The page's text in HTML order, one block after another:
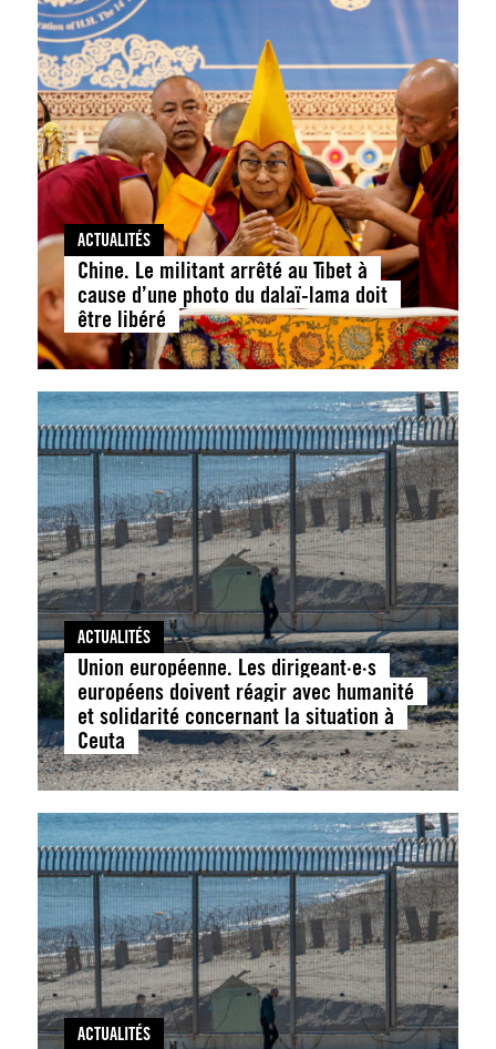
ACTUALITÉS
Chine. Le militant arrêté au Tibet à
cause d’une photo du dalaï-lama doit
être libéré
ACTUALITÉS
Union européenne. Les dirigeant·e·s
européens doivent réagir avec humanité
et solidarité concernant la situation à
Ceuta
ACTUALITÉS